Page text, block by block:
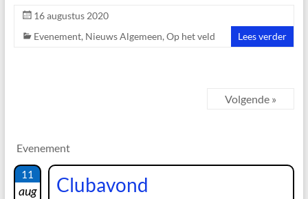
16 augustus 2020
Evenement, Nieuws Algemeen, Op het veld Lees verder
Volgende »
Evenement
11
aug Clubavond